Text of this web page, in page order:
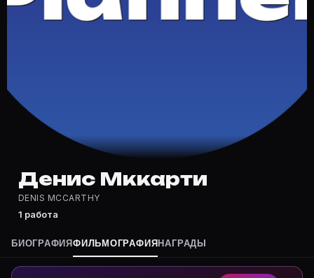
Где снимался Денис Мккарти?
Денис Мккарти — актёр. Биография и роли на
Где открыть фильмографию Денис Мккарти?
На Movie Planner: https://movie-planner.ru/s/
Денис Мккарти
DENIS MCCARTHY
1 работа
БИОГРАФИЯФИЛЬМОГРАФИЯ НАГРАДЫ